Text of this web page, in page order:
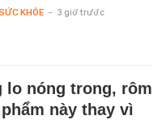
KHỎE - 3 giờ trước
lo nóng trong, rôm
này thay vì